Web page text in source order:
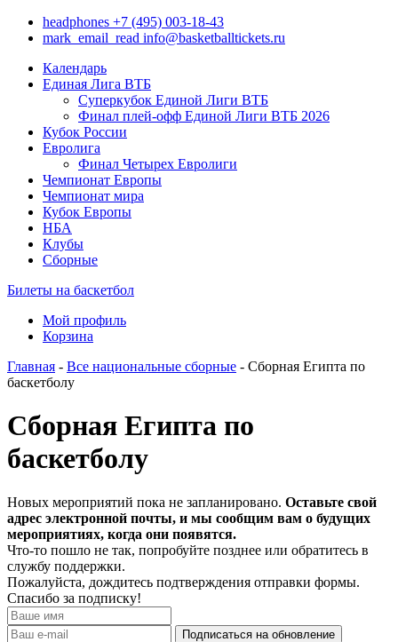
headphones +7 (495) 003-18-43
mark_email_read info@basketballtickets.ru
Календарь
Единая Лига ВТБ
Суперкубок Единой Лиги ВТБ
Финал плей-офф Единой Лиги ВТБ 2026
Кубок России
Евролига
Финал Четырех Евролиги
Чемпионат Европы
Чемпионат мира
Кубок Европы
НБА
Клубы
Сборные
Билеты на баскетбол
Мой профиль
Корзина
Главная - Все национальные сборные - Сборная Египта по
баскетболу
Сборная Египта по
баскетболу
Новых мероприятий пока не запланировано. Оставьте свой
адрес электронной почты, и мы сообщим вам о будущих
мероприятиях, когда они появятся.
Что-то пошло не так, попробуйте позднее или обратитесь в
службу поддержки.
Пожалуйста, дождитесь подтверждения отправки формы.
Спасибо за подписку!
Подписаться на обновление